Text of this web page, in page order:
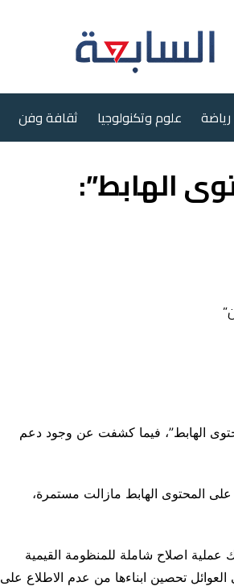
رياضة علوم وتكنولوجيا ثقافة وفن
الهابط”:
الهابط”، فيما كشفت عن وجود دعم
على المحتوى الهابط مازالت مستمرة،
عملية اصلاح شاملة للمنظومة القيمية
تحصين ابناءها من عدم الاطلاع على